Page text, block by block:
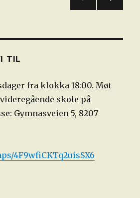
TIL
fra klokka 18:00. Møt
skole på
Gymnasveien 5, 8207
4F9wfiCKTq2uisSX6